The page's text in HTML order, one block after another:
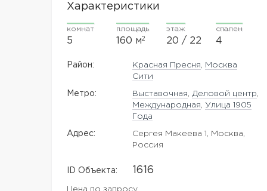
Характеристики
комнат
5
площадь
160 м2
этаж
20 / 22
спален
4
Район: Красная Пресня
Москва
Сити
Метро: Выставочная Деловой центр
Международная
,Улица 1905
Года
Адрес:
Сергея Макеева 1, Москва,
Россия
ID Объекта: 1616
Цена по запросу